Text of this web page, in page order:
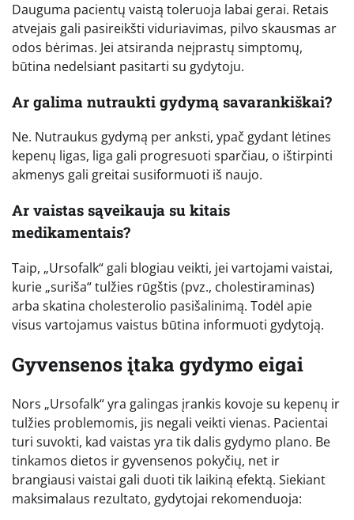
Dauguma pacientų vaistą toleruoja labai gerai. Retais
atvejais gali pasireikšti viduriavimas, pilvo skausmas ar
odos bėrimas. Jei atsiranda neįprastų simptomų,
būtina nedelsiant pasitarti su gydytoju.
Ar galima nutraukti gydymą savarankiškai?
Ne. Nutraukus gydymą per anksti, ypač gydant lėtines
kepenų ligas, liga gali progresuoti sparčiau, o ištirpinti
akmenys gali greitai susiformuoti iš naujo.
Ar vaistas sąveikauja su kitais
medikamentais?
Taip, „Ursofalk“ gali blogiau veikti, jei vartojami vaistai,
kurie „suriša“ tulžies rūgštis (pvz., cholestiraminas)
arba skatina cholesterolio pasišalinimą. Todėl apie
visus vartojamus vaistus būtina informuoti gydytoją.
Gyvensenos įtaka gydymo eigai
Nors „Ursofalk“ yra galingas įrankis kovoje su kepenų ir
tulžies problemomis, jis negali veikti vienas. Pacientai
turi suvokti, kad vaistas yra tik dalis gydymo plano. Be
tinkamos dietos ir gyvensenos pokyčių, net ir
brangiausi vaistai gali duoti tik laikiną efektą. Siekiant
maksimalaus rezultato, gydytojai rekomenduoja: